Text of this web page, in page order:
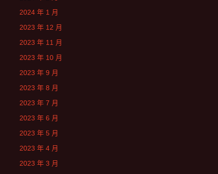
2024 年 1 月
2023 年 12 月
2023 年 11 月
2023 年 10 月
2023 年 9 月
2023 年 8 月
2023 年 7 月
2023 年 6 月
2023 年 5 月
2023 年 4 月
2023 年 3 月